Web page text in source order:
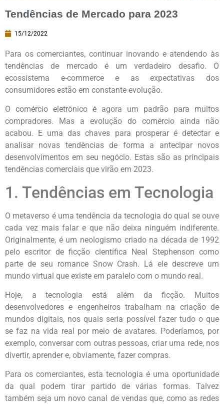
Tendências de Mercado para 2023
15/12/2022
Para os comerciantes, continuar inovando e atendendo às
tendências de mercado é um verdadeiro desafio. O
ecossistema e-commerce e as expectativas dos
consumidores estão em constante evolução.
O comércio eletrônico é agora um padrão para muitos
compradores. Mas a evolução do comércio ainda não
acabou. E uma das chaves para prosperar é detectar e
analisar novas tendências de forma a antecipar novos
desenvolvimentos em seu negócio. Estas são as principais
tendências comerciais que virão em 2023.
1. Tendências em Tecnologia
O metaverso é uma tendência da tecnologia do qual se ouve
cada vez mais falar e que não deixa ninguém indiferente.
Originalmente, é um neologismo criado na década de 1992
pelo escritor de ficção científica Neal Stephenson como
parte de seu romance Snow Crash. Lá ele descreve um
mundo virtual que existe em paralelo com o mundo real.
Hoje, a tecnologia está além da ficção. Muitos
desenvolvedores e engenheiros trabalham na criação de
mundos digitais, nos quais seria possível fazer tudo o que
se faz na vida real por meio de avatares. Poderíamos, por
exemplo, conversar com outras pessoas, criar uma rede, nos
divertir, aprender e, obviamente, fazer compras.
Para os comerciantes, esta tecnologia é uma oportunidade
da qual podem tirar partido de várias formas. Talvez
também seja um novo canal de vendas que, como as redes